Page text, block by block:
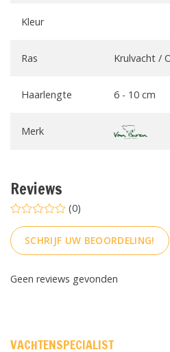
Kleur
Ras Krulvacht /
Haarlengte 6 - 10 cm
Merk
Reviews
(0)
SCHRIJF UW BEOORDELING!
Geen reviews gevonden
VACHTENSPECIALIST